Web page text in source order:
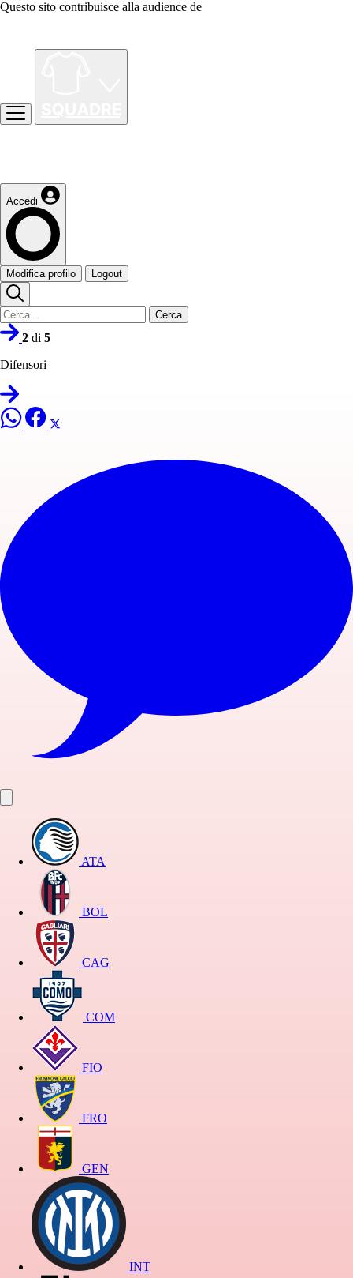
Questo sito contribuisce alla audience de
Accedi
Modifica profilo Logout
Cerca
2 di 5
Difensori
ATA
BOL
CAG
COM
FIO
FRO
GEN
INT